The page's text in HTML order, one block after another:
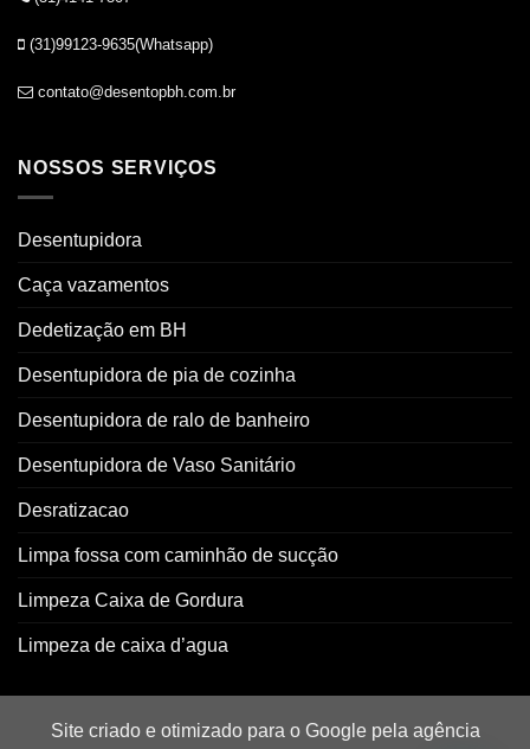
(31)99123-9635(Whatsapp)
contato@desentopbh.com.br
NOSSOS SERVIÇOS
Desentupidora
Caça vazamentos
Dedetização em BH
Desentupidora de pia de cozinha
Desentupidora de ralo de banheiro
Desentupidora de Vaso Sanitário
Desratizacao
Limpa fossa com caminhão de sucção
Limpeza Caixa de Gordura
Limpeza de caixa d’agua
Site criado e otimizado para o Google pela agência